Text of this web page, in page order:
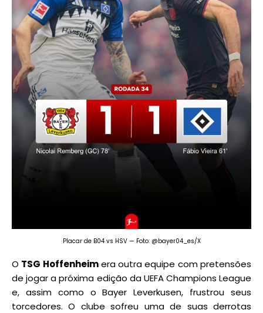
Placar de B04 vs HSV — Foto: @bayer04_es/X
O TSG Hoffenheimera outra equipe com pretensões
de jogar a próxima edição da UEFA Champions League
e, assim como o Bayer Leverkusen, frustrou seus
torcedores. O clube sofreu uma de suas derrotas